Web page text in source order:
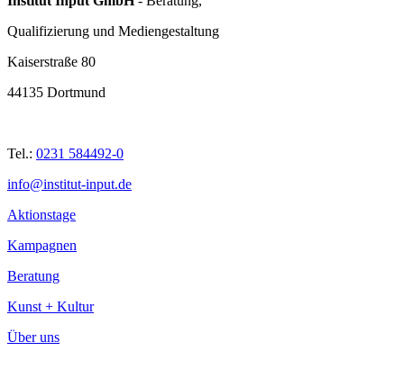
Qualifizierung und Mediengestaltung
Kaiserstraße 80
44135 Dortmund
Tel.: 0231 584492-0
info@institut-input.de
Aktionstage
Kampagnen
Beratung
Kunst + Kultur
Über uns